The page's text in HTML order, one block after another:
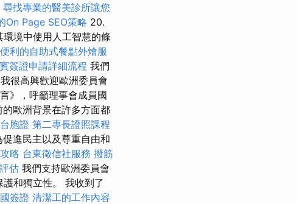
尋找專業的醫美診所讓您
On Page SEO策略 20.
境中使用人工智慧的條
便利的自助式餐點外燴服
簽證申請詳細流程 我們
很高興歡迎歐洲委員會
》，呼籲理事會成員國
歐洲背景在許多方面都
胞證 第二專長證照課程
促進民主以及尊重自由和
略 台東徵信社服務 撥筋
估 我們支持歐洲委員會
和獨立性。 我收到了
簽證 清潔工的工作內容